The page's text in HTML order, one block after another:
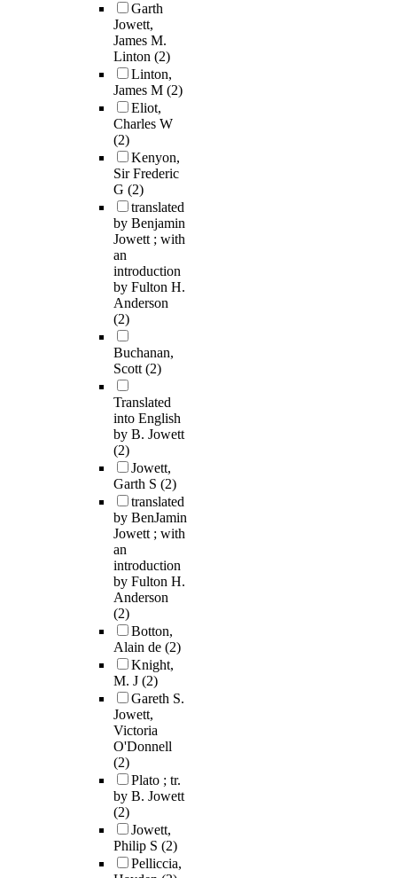
Garth
Jowett,
James M.
Linton (2)
Linton,
James M (2)
Eliot,
Charles W
(2)
Kenyon,
Sir Frederic
G (2)
translated
by Benjamin
Jowett ; with
an
introduction
by Fulton H.
Anderson
(2)
Buchanan,
Scott(2)
Translated
into English
by B. Jowett
(2)
Jowett,
Garth S (2)
translated
by BenJamin
Jowett ; with
an
introduction
by Fulton H.
Anderson
(2)
Botton,
Alain de (2)
Knight,
M. J (2)
Gareth S.
Jowett,
Victoria
O'Donnell
(2)
Plato ; tr.
by B. Jowett
(2)
Jowett,
Philip S (2)
Pelliccia,